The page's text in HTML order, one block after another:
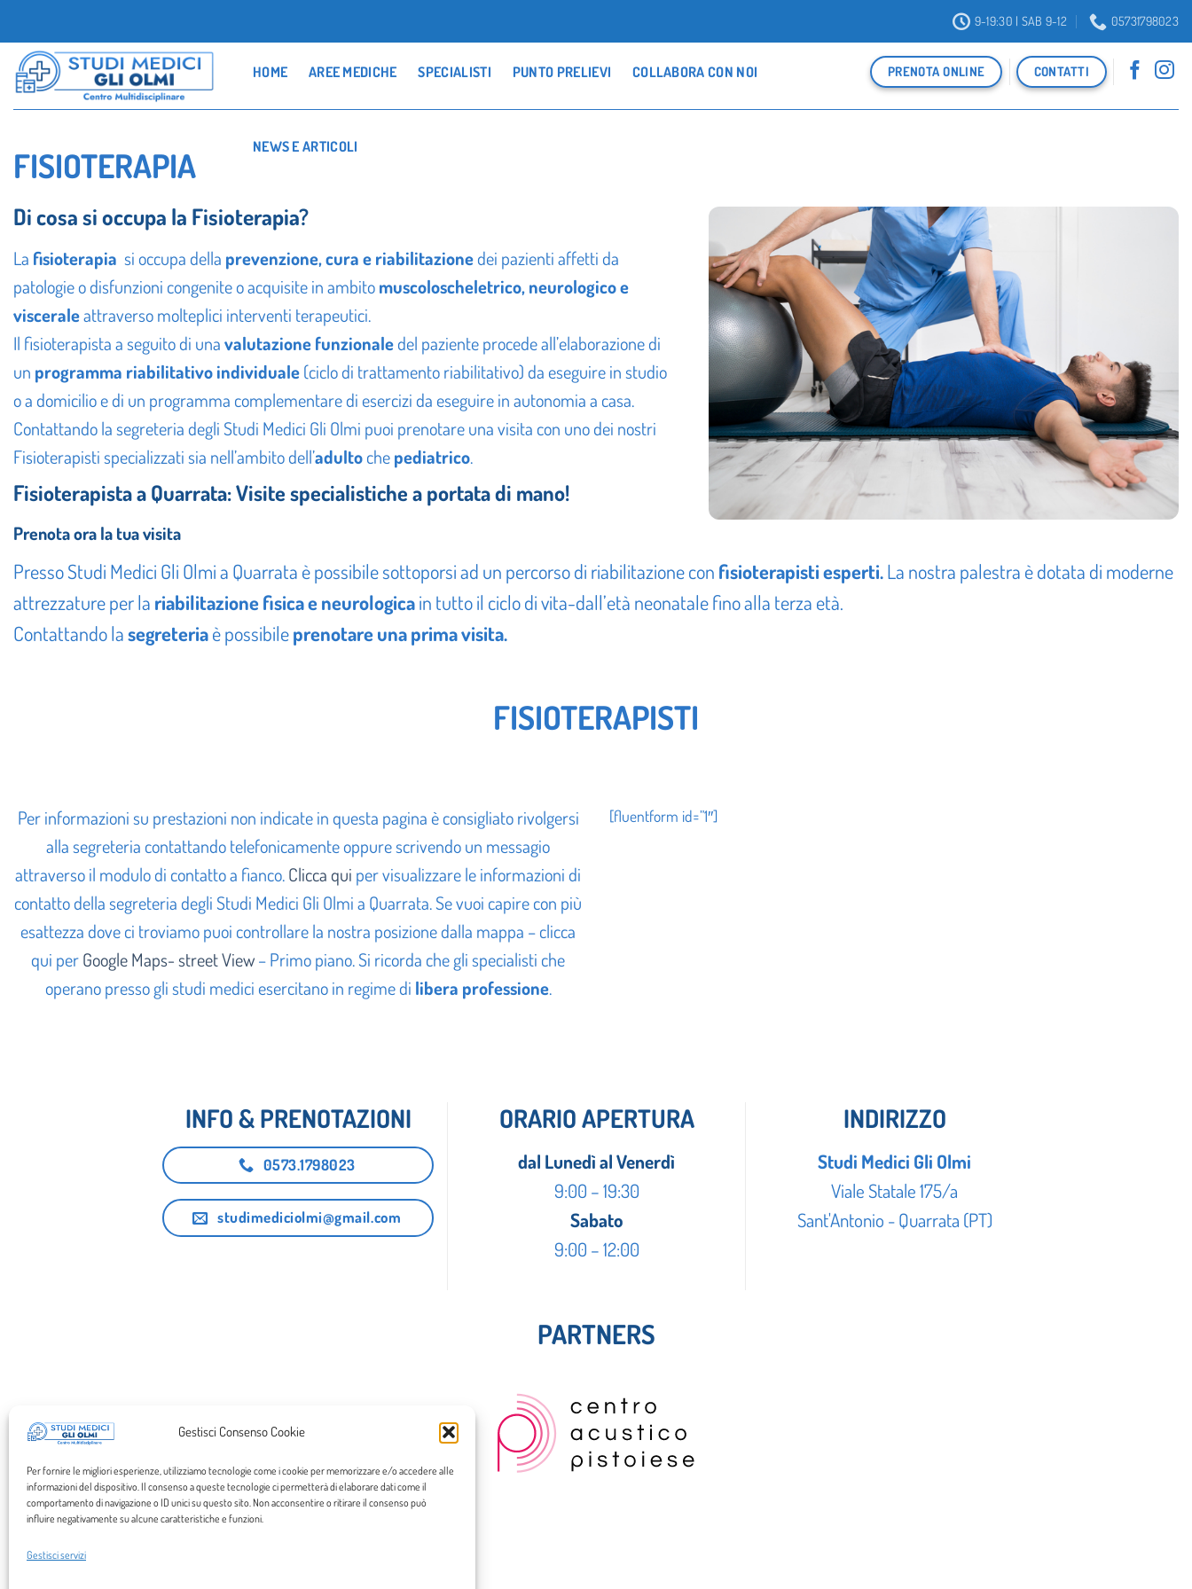
Gestisci Consenso Cookie
Per fornire le migliori esperienze, utilizziamo tecnologie come i cookie per memorizzare e/o accedere alle
informazioni del dispositivo. Il consenso a queste tecnologie ci permetterà di elaborare dati come il
comportamento di navigazione o ID unici su questo sito. Non acconsentire o ritirare il consenso può
influire negativamente su alcune caratteristiche e funzioni.
Gestisci servizi
contenuti
9-19:30 | SAB 9-12 05731798023
HOME AREE MEDICHE SPECIALISTI PUNTO PRELIEVI COLLABORA CON NOI
NEWS E ARTICOLI
PRENOTA ONLINE CONTATTI
FISIOTERAPIA
Di cosa si occupa la Fisioterapia?
La fisioterapia si occupa della prevenzione, cura e riabilitazionedei pazienti affetti da
patologieo disfunzioni congenite o acquisite in ambitomuscoloscheletrico, neurologico e
visceraleattraverso molteplici interventi terapeutici.
Il fisioterapista a seguito di unavalutazione funzionaledel paziente procede all’elaborazione di
un programma riabilitativo individuale(ciclo di trattamento riabilitativo) da eseguire in studio
o a domicilio e di un programma complementare di esercizi da eseguire in autonomia a casa.
Contattando la segreteria degli Studi Medici Gli Olmi puoi prenotare una visita con uno dei nostri
Fisioterapisti specializzati sia nell’ambito dell’adultochepediatrico.
Fisioterapista a Quarrata: Visite specialistiche a portata di mano!
Prenota ora la tua visita
Presso Studi Medici Gli Olmi a Quarrata è possibile sottoporsi ad un percorso di riabilitazione con fisioterapisti esperti.La nostra palestra è dotata di moderne
attrezzature per la riabilitazione fisica e neurologicain tutto il ciclo di vita-dall’età neonatale fino alla terza età.
Contattando lasegreteriaè possibileprenotare una prima visita.
FISIOTERAPISTI
Per informazioni su prestazioni non indicate in questa pagina è consigliato rivolgersi
alla segreteria contattando telefonicamente oppure scrivendo un messagio
attraverso il modulo di contatto a fianco.Clicca qui per visualizzare le informazioni di
contatto della segreteria degli Studi Medici Gli Olmi a Quarrata. Se vuoi capire con più
esattezza dove ci troviamo puoi controllare la nostra posizione dalla mappa – clicca
qui perGoogle Maps- street View– Primo piano.Si ricorda che gli specialisti che
operano presso gli studi medici esercitano in regime di libera professione.
[fluentform id=”1″]
INFO & PRENOTAZIONI
0573.1798023
studimediciolmi@gmail.com
ORARIO APERTURA
dal Lunedì al Venerdì
9:00 – 19:30
Sabato
9:00 – 12:00
INDIRIZZO
Studi Medici Gli Olmi
Viale Statale 175/a
Sant'Antonio - Quarrata (PT)
PARTNERS